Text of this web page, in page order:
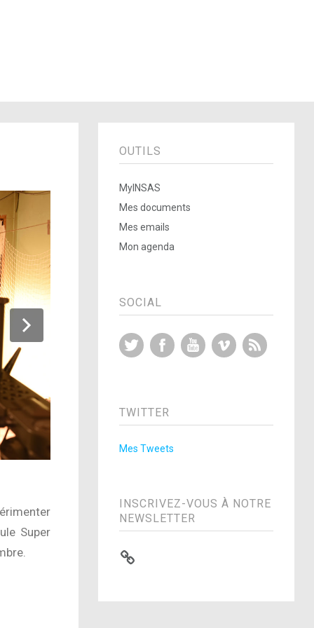
Super
OUTILS
MyINSAS
Mes documents
Mes emails
Mon agenda
SOCIAL
Twitter FacebookYouTubeVimeo
TWITTER
Mes Tweets
INSCRIVEZ-VOUS À NOTRE
NEWSLETTER